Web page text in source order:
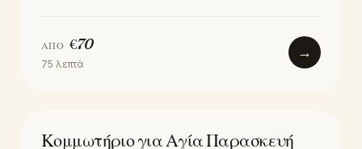
ΑΠΌ €70
75 λεπτά
→
LOCATION
Κομμωτήριο για Αγία Παρασκευή